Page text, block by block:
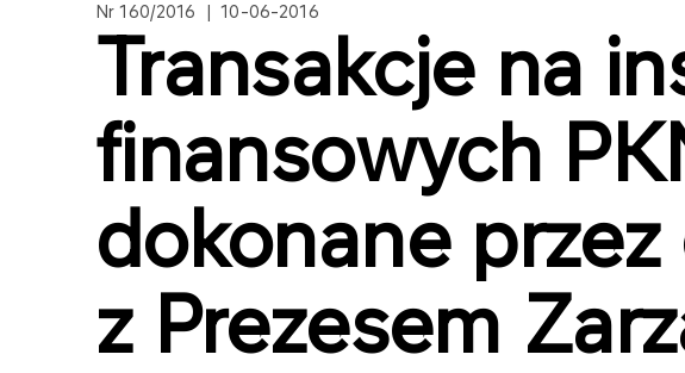
Nr 160/2016 | 10-06-2016
Transakcje na
finansowych
dokonane
z Prezesem